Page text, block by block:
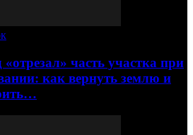
«отрезал» часть участка при
как вернуть землю и